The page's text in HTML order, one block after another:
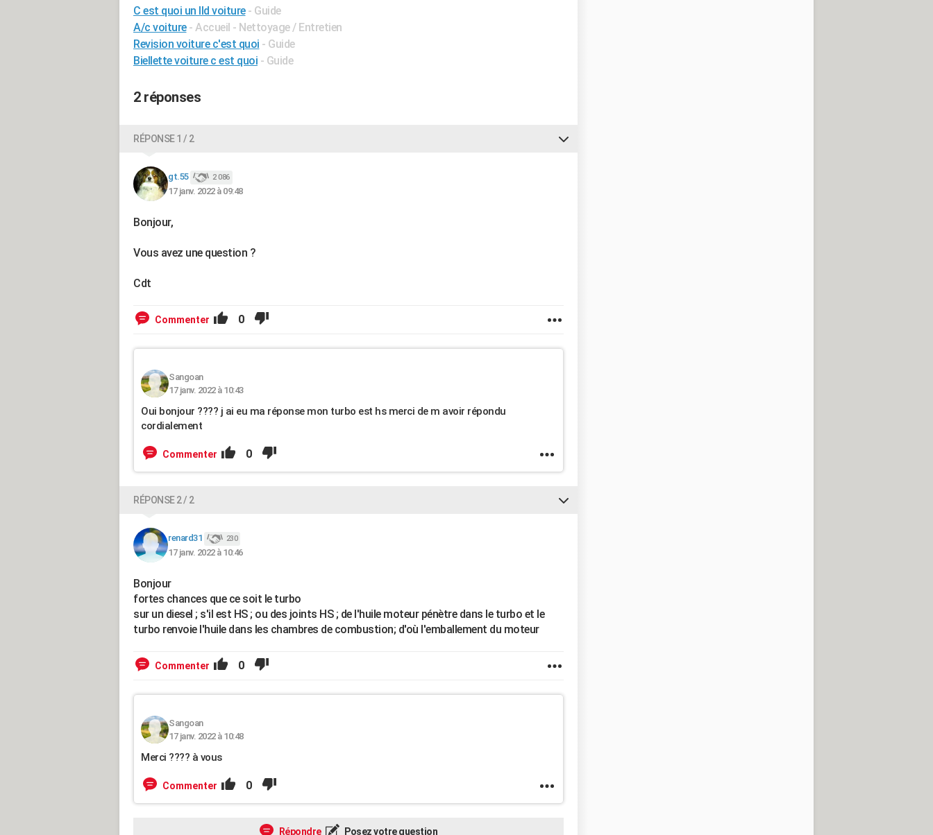
C est quoi un lld voiture - Guide
A/c voiture - Accueil - Nettoyage / Entretien
Revision voiture c'est quoi - Guide
Biellette voiture c est quoi - Guide
2 réponses
RÉPONSE 1 / 2
gt.55 2 086
17 janv. 2022 à 09:48
Bonjour,
Vous avez une question ?
Cdt
Commenter 0
Sangoan
17 janv. 2022 à 10:43
Oui bonjour ???? j ai eu ma réponse mon turbo est hs merci de m avoir répondu
cordialement
Commenter 0
RÉPONSE 2 / 2
renard31 230
17 janv. 2022 à 10:46
Bonjour
fortes chances que ce soit le turbo
sur un diesel ; s'il est HS ; ou des joints HS ; de l'huile moteur pénètre dans le turbo et le
turbo renvoie l'huile dans les chambres de combustion; d'où l'emballement du moteur
Commenter 0
Sangoan
17 janv. 2022 à 10:48
Merci ???? à vous
Commenter 0
Répondre Posez votre question